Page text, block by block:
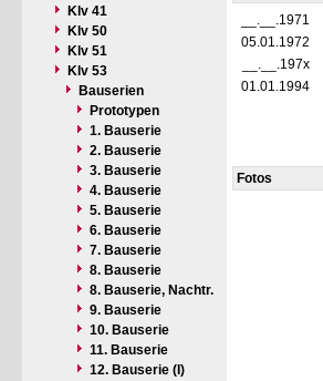
Klv 41
Klv 50
Klv 51
Klv 53
Bauserien
Prototypen
1. Bauserie
2. Bauserie
3. Bauserie
4. Bauserie
5. Bauserie
6. Bauserie
7. Bauserie
8. Bauserie
8. Bauserie, Nachtr.
9. Bauserie
10. Bauserie
11. Bauserie
12. Bauserie (I)
__.__.1971
05.01.1972
__.__.197x
01.01.1994
Fotos